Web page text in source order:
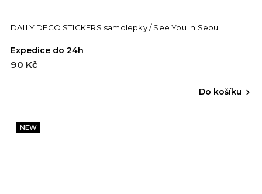
DAILY DECO STICKERS samolepky / See You in Seoul
Expedice do 24h
90 Kč
Do košíku
NEW